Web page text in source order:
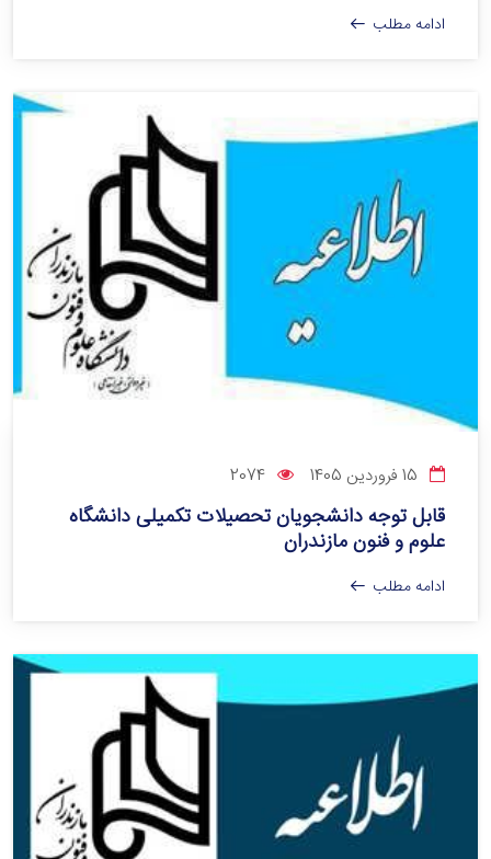
ادامه مطلب
قابل توجه دانشجویان تحصیلات تکمیلی دانشگاه
علوم و فنون مازندران
ادامه مطلب